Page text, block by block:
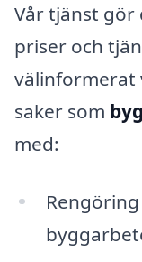
Vår tjänst
priser och
välinformerat
saker som
med: